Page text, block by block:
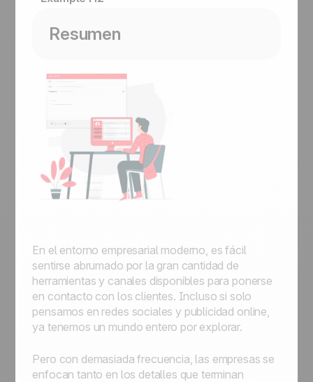
Resumen
En el entorno empresarial moderno, es fácil
sentirse abrumado por la gran cantidad de
herramientas y canales disponibles para ponerse
en contacto con los clientes. Incluso si solo
pensamos en redes sociales y publicidad online,
ya tenemos un mundo entero por explorar.
Pero con demasiada frecuencia, las empresas se
enfocan tanto en los detalles que terminan